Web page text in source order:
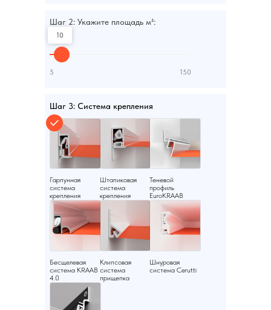
Шаг 2: Укажите площадь м²:
10
5 150
Шаг 3: Система крепления
Гарпунная
система
крепления
Штапиковая
система
крепления
Теневой
профиль
EuroKRAAB
Бесщелевая
система KRAAB
4.0
Клипсовая
система
прищепка
Шнуровая
система Cerutti